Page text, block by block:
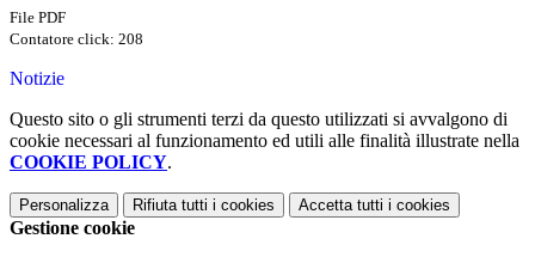
File PDF
Contatore click: 208
Notizie
Questo sito o gli strumenti terzi da questo utilizzati si avvalgono di
cookie necessari al funzionamento ed utili alle finalità illustrate nella
COOKIE POLICY.
Personalizza Rifiuta tutti i cookies Accetta tutti i cookies
Gestione cookie